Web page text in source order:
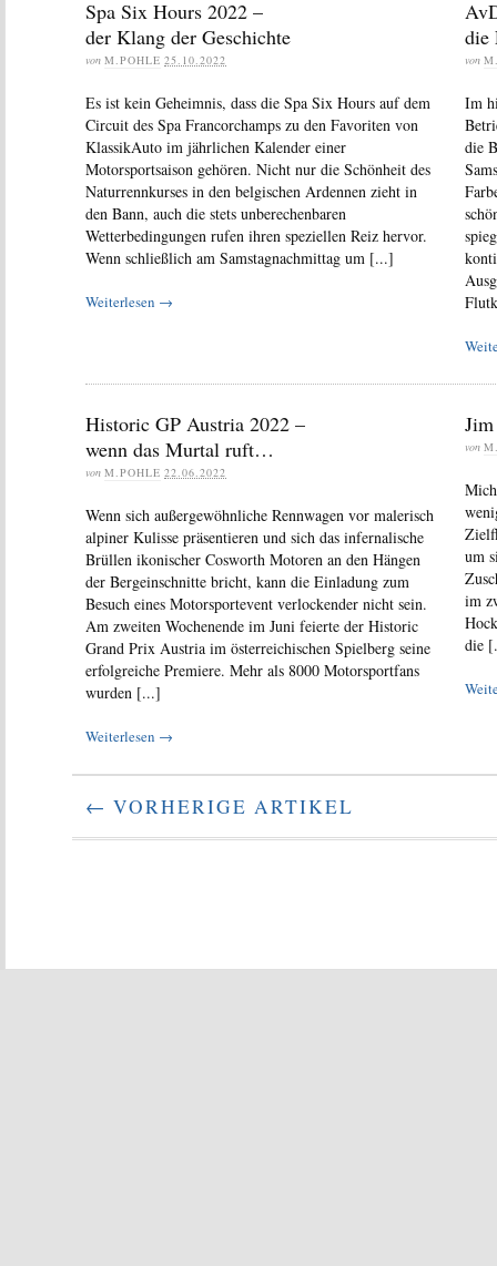
Spa Six Hours 2022 –
der Klang der Geschichte
von M.POHLE 25.10.2022
Es ist kein Geheimnis, dass die Spa Six Hours auf dem
Circuit des Spa Francorchamps zu den Favoriten von
KlassikAuto im jährlichen Kalender einer
Motorsportsaison gehören. Nicht nur die Schönheit des
Naturrennkurses in den belgischen Ardennen zieht in
den Bann, auch die stets unberechenbaren
Wetterbedingungen rufen ihren speziellen Reiz hervor.
Wenn schließlich am Samstagnachmittag um [...]
Weiterlesen →
die
von
Im
die
Historic GP Austria 2022 –
wenn das Murtal ruft…
von M.POHLE 22.06.2022
Wenn sich außergewöhnliche Rennwagen vor malerisch
alpiner Kulisse präsentieren und sich das infernalische
Brüllen ikonischer Cosworth Motoren an den Hängen
der Bergeinschnitte bricht, kann die Einladung zum
Besuch eines Motorsportevent verlockender nicht sein.
Am zweiten Wochenende im Juni feierte der Historic
Grand Prix Austria im österreichischen Spielberg seine
erfolgreiche Premiere. Mehr als 8000 Motorsportfans
wurden [...]
Weiterlesen →
von
um
im
die
← VORHERIGE ARTIKEL